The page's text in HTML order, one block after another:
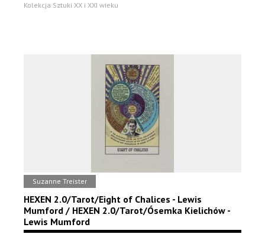
Kolekcja Sztuki XX i XXI wieku
Suzanne Treister
HEXEN 2.0/Tarot/Eight of Chalices - Lewis
Mumford / HEXEN 2.0/Tarot/Ósemka Kielichów -
Lewis Mumford